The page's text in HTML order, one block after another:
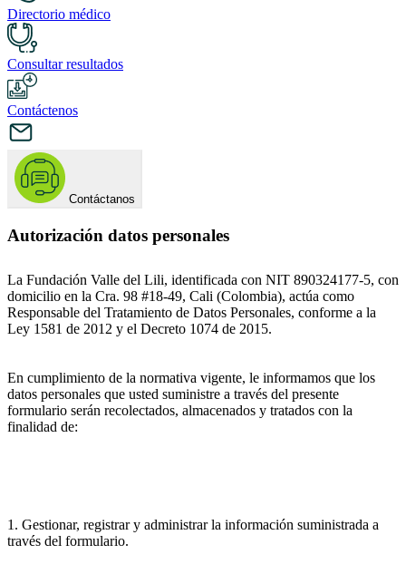
Directorio médico
Consultar resultados
Contáctenos
Contáctanos
Autorización datos personales
La Fundación Valle del Lili, identificada con NIT 890324177-5, con
domicilio en la Cra. 98 #18-49, Cali (Colombia), actúa como
Responsable del Tratamiento de Datos Personales, conforme a la
Ley 1581 de 2012 y el Decreto 1074 de 2015.
En cumplimiento de la normativa vigente, le informamos que los
datos personales que usted suministre a través del presente
formulario serán recolectados, almacenados y tratados con la
finalidad de:
1. Gestionar, registrar y administrar la información suministrada a
través del formulario.